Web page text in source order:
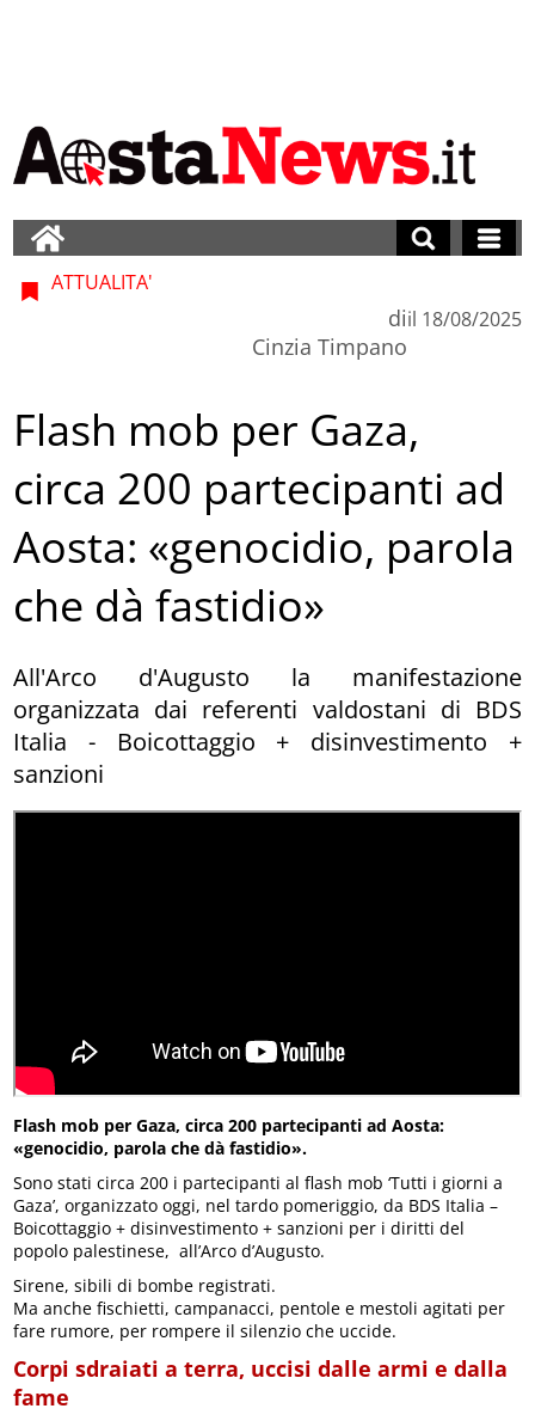
ATTUALITA'
di
Cinzia Timpano
il 18/08/2025
Flash mob per Gaza,
circa 200 partecipanti ad
Aosta: «genocidio, parola
che dà fastidio»
All'Arco d'Augusto la manifestazione
organizzata dai referenti valdostani di BDS
Italia - Boicottaggio + disinvestimento +
sanzioni
Flash mob per Gaza, circa 200 partecipanti ad Aosta:
«genocidio, parola che dà fastidio».
Sono stati circa 200 i partecipanti al flash mob ‘Tutti i giorni a
Gaza’, organizzato oggi, nel tardo pomeriggio, da BDS Italia –
Boicottaggio + disinvestimento + sanzioni per i diritti del
popolo palestinese, all’Arco d’Augusto.
Sirene, sibili di bombe registrati.
Ma anche fischietti, campanacci, pentole e mestoli agitati per
fare rumore, per rompere il silenzio che uccide.
Corpi sdraiati a terra, uccisi dalle armi e dalla
fame